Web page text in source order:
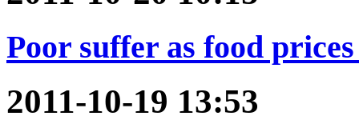
Poor suffer as food
2011-10-19 13:53